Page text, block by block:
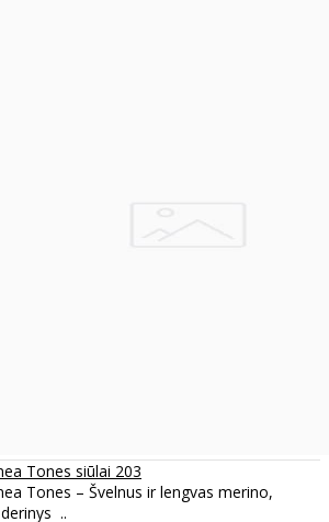
Tones siūlai 203
Tones – Švelnus ir lengvas merino,
..